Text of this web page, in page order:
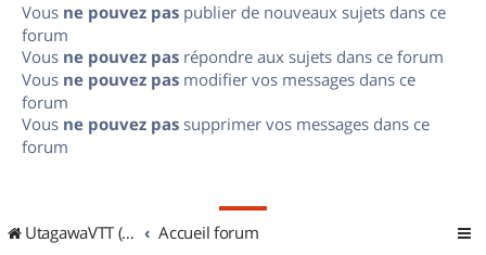
Vous ne pouvez pas publier de nouveaux sujets dans ce
forum
Vous ne pouvez pas répondre aux sujets dans ce forum
Vous ne pouvez pas modifier vos messages dans ce
forum
Vous ne pouvez pas supprimer vos messages dans ce
forum
UtagawaVTT (Randos VTT et VTTAE avec traces GPS) Accueil forum